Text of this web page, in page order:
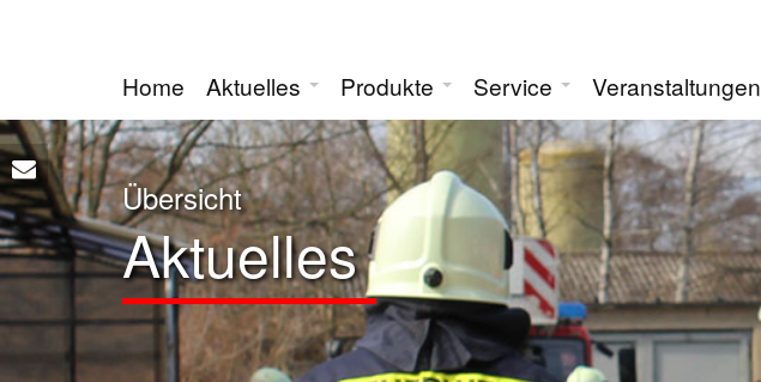
Home Aktuelles Produkte Service Veranstaltungen
Übersicht
Aktuelles